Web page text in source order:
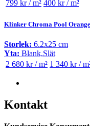
799 kr / m² 400 kr / m²
Klinker Chroma Pool Orange
Storlek: 6.2x25 cm
Yta: Blank,Slät
2 680 kr / m² 1 340 kr /
Kontakt